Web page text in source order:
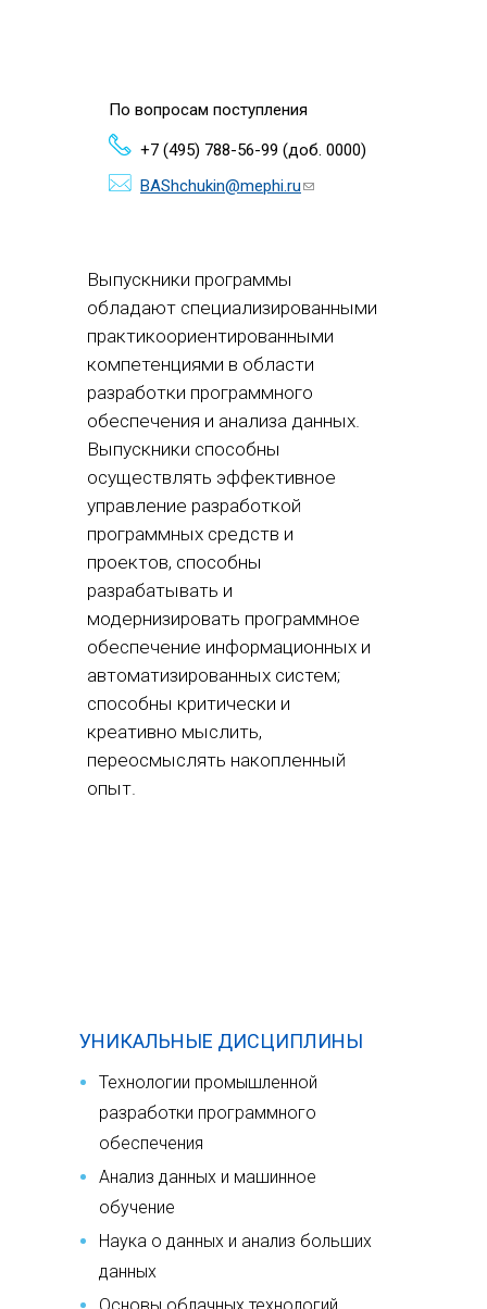
По вопросам поступления
+7 (495) 788-56-99 (доб. 0000)
BAShchukin@mephi.ru(ссылка для
Выпускники программы
обладают специализированными
практикоориентированными
компетенциями в области
разработки программного
обеспечения и анализа данных.
Выпускники способны
осуществлять эффективное
управление разработкой
программных средств и
проектов, способны
разрабатывать и
модернизировать программное
обеспечение информационных и
автоматизированных систем;
способны критически и
креативно мыслить,
переосмыслять накопленный
опыт.
УНИКАЛЬНЫЕ ДИСЦИПЛИНЫ
Технологии промышленной
разработки программного
обеспечения
Анализ данных и машинное
обучение
Наука о данных и анализ больших
данных